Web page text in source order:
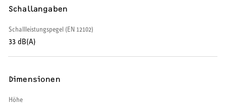
Händetrockner
Schallangaben
Schallleistungspegel (EN 12102)
33 dB(A)
Dimensionen
Höhe